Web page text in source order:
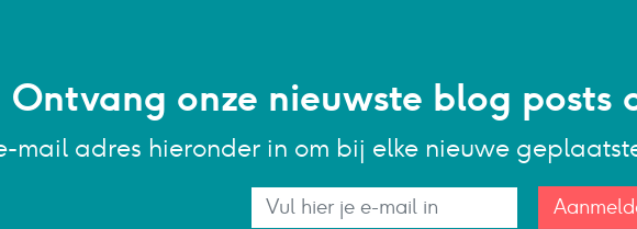
Ontvang onze nieuwste blog posts
mail adres hieronder in om bij elke nieuwe